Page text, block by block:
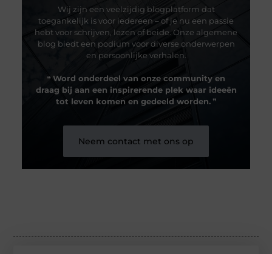
Wij zijn een veelzijdig blogplatform dat
toegankelijk is voor iedereen – of je nu een passie
hebt voor schrijven, lezen of beide. Onze algemene
blog biedt een podium voor diverse onderwerpen
en persoonlijke verhalen.
❝ Word onderdeel van onze community en
draag bij aan een inspirerende plek waar ideeën
tot leven komen en gedeeld worden.❞
Neem contact met ons op